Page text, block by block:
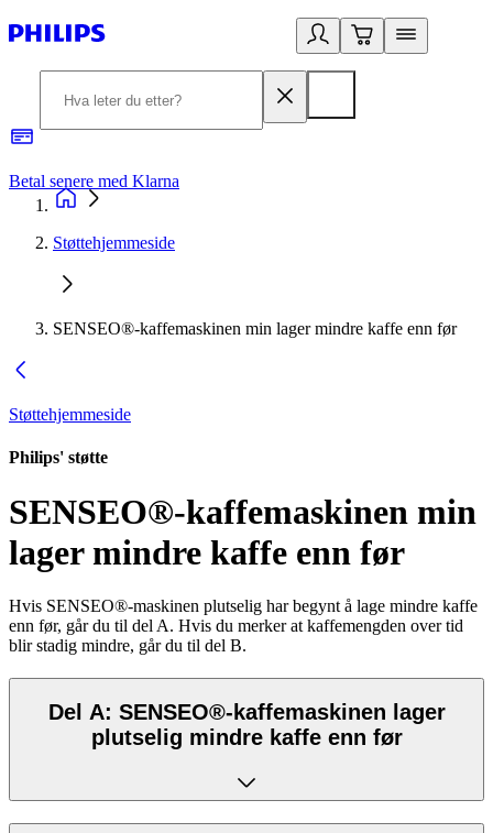
Betal senere med Klarna
Støttehjemmeside
SENSEO®-kaffemaskinen min lager mindre kaffe enn før
Støttehjemmeside
Philips' støtte
SENSEO®-kaffemaskinen min
lager mindre kaffe enn før
Hvis SENSEO®-maskinen plutselig har begynt å lage mindre kaffe
enn før, går du til del A. Hvis du merker at kaffemengden over tid
blir stadig mindre, går du til del B.
Del A: SENSEO®-kaffemaskinen lager
plutselig mindre kaffe enn før